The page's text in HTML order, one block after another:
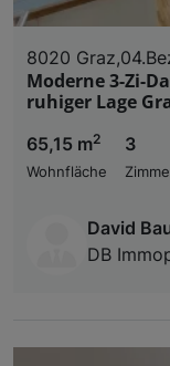
8020
Moderne 3-Zi-
ruhiger Lage
65,15 m2
Wohnfläche
3
David
DB